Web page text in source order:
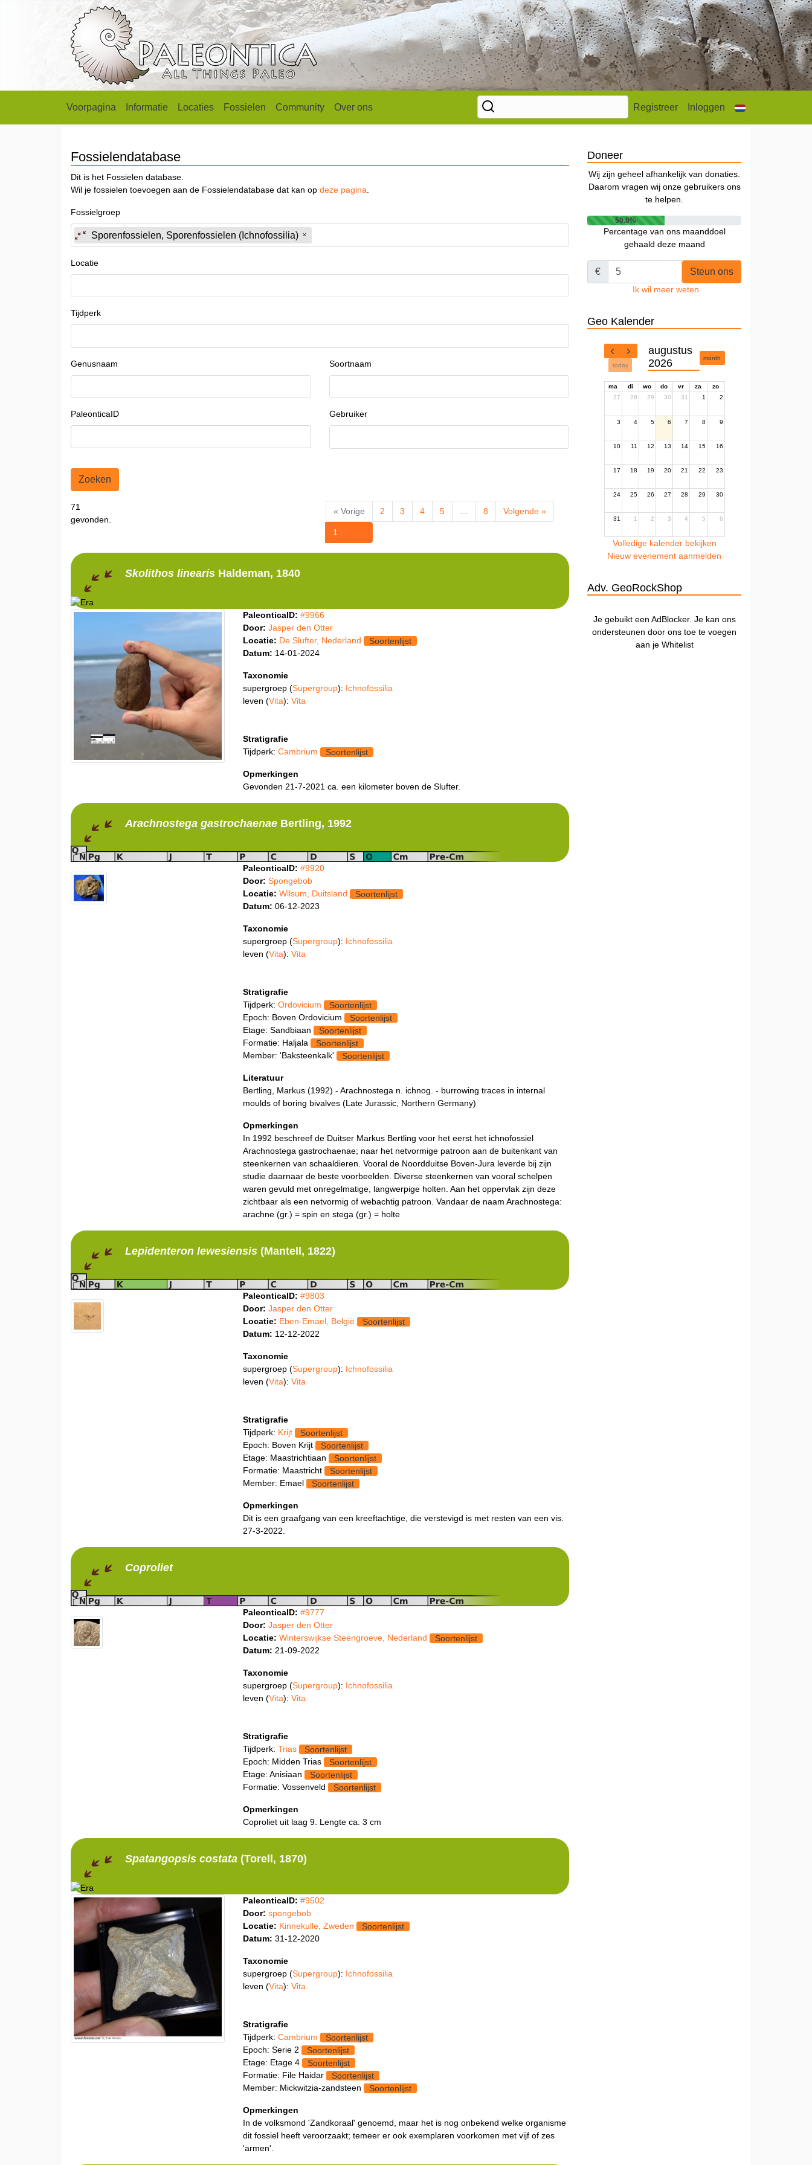
Voorpagina Informatie Locaties Fossielen Community Over ons Registreer Inloggen
Fossielendatabase
Dit is het Fossielen database.
Wil je fossielen toevoegen aan de Fossielendatabase dat kan op deze pagina
Fossielgroep
Sporenfossielen, Sporenfossielen (Ichnofossilia)
Locatie
Tijdperk
Genusnaam Soortnaam
PaleonticaID Gebruiker
Zoeken
71
gevonden.
« Vorige
1
2 3 4 5 8 Volgende »
Skolithoslinearis Haldeman, 1840
PaleonticaID: #9966
Door: Jasper den Otter
Locatie: De Slufter, Nederland
Soortenlijst
Datum: 14-01-2024
Taxonomie
supergroep (Supergroup): Ichnofossilia
leven (Vita): Vita
Stratigrafie
Tijdperk: Cambrium Soortenlijst
Opmerkingen
Gevonden 21-7-2021 ca. een kilometer boven de Slufter.
Arachnostegagastrochaenae Bertling, 1992
PaleonticaID: #9920
Door: Spongebob
Locatie: Wilsum, Duitsland
Soortenlijst
Datum: 06-12-2023
Taxonomie
supergroep (Supergroup): Ichnofossilia
leven (Vita): Vita
Stratigrafie
Tijdperk: Ordovicium
Soortenlijst
Epoch: Boven Ordovicium
Soortenlijst
Etage: Sandbiaan
Soortenlijst
Formatie: Haljala
Soortenlijst
Member: 'Baksteenkalk'
Soortenlijst
Literatuur
Bertling, Markus (1992) - Arachnostega n. ichnog. - burrowing traces in internal
moulds of boring bivalves (Late Jurassic, Northern Germany)
Opmerkingen
In 1992 beschreef de Duitser Markus Bertling voor het eerst het ichnofossiel
Arachnostega gastrochaenae; naar het netvormige patroon aan de buitenkant van
steenkernen van schaaldieren. Vooral de Noordduitse Boven-Jura leverde bij zijn
studie daarnaar de beste voorbeelden. Diverse steenkernen van vooral schelpen
waren gevuld met onregelmatige, langwerpige holten. Aan het oppervlak zijn deze
zichtbaar als een netvormig of webachtig patroon. Vandaar de naam Arachnostega:
arachne (gr.) = spin en stega (gr.) = holte
Lepidenteronlewesiensis (Mantell, 1822)
PaleonticaID: #9803
Door: Jasper den Otter
Locatie: Eben-Emael, België
Soortenlijst
Datum: 12-12-2022
Taxonomie
supergroep (Supergroup): Ichnofossilia
leven (Vita): Vita
Stratigrafie
Tijdperk: Krijt
Soortenlijst
Epoch: Boven Krijt
Soortenlijst
Etage: Maastrichtiaan
Soortenlijst
Formatie: Maastricht
Soortenlijst
Member: Emael
Soortenlijst
Opmerkingen
Dit is een graafgang van een kreeftachtige, die verstevigd is met resten van een vis.
27-3-2022.
Coproliet
PaleonticaID: #9777
Door: Jasper den Otter
Locatie: Winterswijkse Steengroeve, Nederland
Soortenlijst
Datum: 21-09-2022
Taxonomie
supergroep (Supergroup): Ichnofossilia
leven (Vita): Vita
Stratigrafie
Tijdperk: Trias
Soortenlijst
Epoch: Midden Trias
Soortenlijst
Etage: Anisiaan
Soortenlijst
Formatie: Vossenveld
Soortenlijst
Opmerkingen
Coproliet uit laag 9. Lengte ca. 3 cm
Spatangopsiscostata (Torell, 1870)
PaleonticaID: #9502
Door: spongebob
Locatie: Kinnekulle, Zweden
Soortenlijst
Datum: 31-12-2020
Taxonomie
supergroep (Supergroup): Ichnofossilia
leven (Vita): Vita
Stratigrafie
Tijdperk: Cambrium
Soortenlijst
Epoch: Serie 2
Soortenlijst
Etage: Etage 4
Soortenlijst
Formatie: File Haidar
Soortenlijst
Member: Mickwitzia-zandsteen
Soortenlijst
Opmerkingen
In de volksmond 'Zandkoraal' genoemd, maar het is nog onbekend welke organisme
dit fossiel heeft veroorzaakt; temeer er ook exemplaren voorkomen met vijf of zes
'armen'.
Doneer
Wij zijn geheel afhankelijk van donaties.
Daarom vragen wij onze gebruikers ons
te helpen.
50.0%
Percentage van ons maanddoel
gehaald deze maand
€ Steun ons
Ik wil meer weten
Geo Kalender
today
augustus
2026
month
ma di wo do vr za
zo
27
28 29 30 31 1 2
3 4 5 6 7 8 9
10 11 12 13 14 15 16
17 18 19 20 21 22 23
24 25 26 27 28 29 30
31 1 2 3 4 5 6
Volledige kalender bekijken
Nieuw evenement aanmelden
Adv. GeoRockShop
Je gebuikt een AdBlocker. Je kan ons
ondersteunen door ons toe te voegen
aan je Whitelist